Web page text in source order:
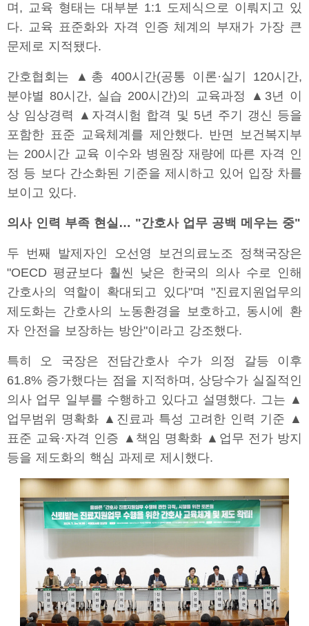
며, 교육 형태는 대부분 1:1 도제식으로 이뤄지고 있
다. 교육 표준화와 자격 인증 체계의 부재가 가장 큰
문제로 지적됐다.
간호협회는 ▲총 400시간(공통 이론·실기 120시간,
분야별 80시간, 실습 200시간)의 교육과정 ▲3년 이
상 임상경력 ▲자격시험 합격 및 5년 주기 갱신 등을
포함한 표준 교육체계를 제안했다. 반면 보건복지부
는 200시간 교육 이수와 병원장 재량에 따른 자격 인
정 등 보다 간소화된 기준을 제시하고 있어 입장 차를
보이고 있다.
의사 인력 부족 현실… "간호사 업무 공백 메우는 중"
두 번째 발제자인 오선영 보건의료노조 정책국장은
"OECD 평균보다 훨씬 낮은 한국의 의사 수로 인해
간호사의 역할이 확대되고 있다"며 "진료지원업무의
제도화는 간호사의 노동환경을 보호하고, 동시에 환
자 안전을 보장하는 방안"이라고 강조했다.
특히 오 국장은 전담간호사 수가 의정 갈등 이후
61.8% 증가했다는 점을 지적하며, 상당수가 실질적인
의사 업무 일부를 수행하고 있다고 설명했다. 그는 ▲
업무범위 명확화 ▲진료과 특성 고려한 인력 기준 ▲
표준 교육·자격 인증 ▲책임 명확화 ▲업무 전가 방지
등을 제도화의 핵심 과제로 제시했다.